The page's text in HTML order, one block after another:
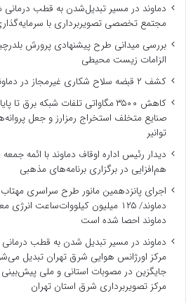
دماوند در مسیر تبدیل‌شدن به قطب
مجتمع تخصصی تصویربرداری با سرمایه‌گذاری ۶۰۰
بررسی میدانی طرح پیشنهادی پرورش
الزامات زیست ‌محیطی
کشف ۲ قبضه سلاح شکاری غیرمجاز در دماوند
کاهش ۳۵۰۰ مگاواتی تلفات شبکه برق
صنایع متخلف استخراج رمزارز و جعل
توانیر
دیدار رئیس اداره اوقاف دماوند با ائمه
هم‌افزایی در برگزاری برنامه‌های مذهبی
اجرای پانزدهمین مانور طرح سراسری
دماوند/ ۱۲۵ میلیون کیلووات‌ساعت
دماوند احصا شده است
دماوند در مسیر تبدیل شدن به قطب درمانی
مرکز اورژانس هوایی شرق تهران تبدیل
جایگزین در مصوبات استانی و ملی
مرکز تصویربرداری شرق استان تهران